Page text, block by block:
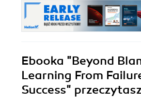
Ebooka "Beyond
Learning From
Success"